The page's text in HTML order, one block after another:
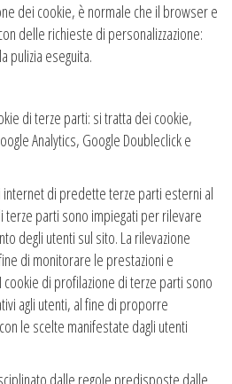
dei cookie, è normale che il browser e
delle richieste di personalizzazione:
pulizia eseguita.
di terze parti: si tratta dei cookie,
Analytics, Google Doubleclick e
di predette terze parti esterni al
terze parti sono impiegati per rilevare
degli utenti sul sito. La rilevazione
di monitorare le prestazioni e
di profilazione di terze parti sono
agli utenti, al fine di proporre
le scelte manifestate dagli utenti
dalle regole predisposte dalle